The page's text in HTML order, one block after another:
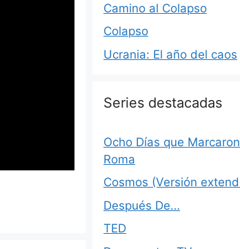
Camino al Colapso
Colapso
Ucrania: El año del caos
Series destacadas
Ocho Días que
Roma
Cosmos (Versión
Después De…
TED